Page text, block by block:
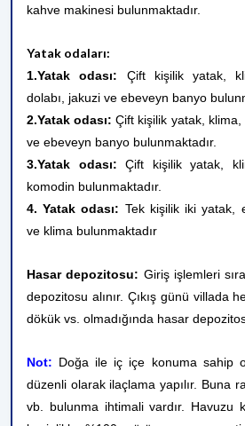
kahve makinesi bulunmaktadır.
Yatak odaları:
1.Yatak odası: Çift kişilik yatak ,
dolabı, jakuzi ve ebeveyn banyo
2.Yatak odası:Çift kişilik yatak, klima,
ve ebeveyn banyo bulunmaktadır.
3.Yatak odası: Çift kişilik yatak,
komodin bulunmaktadır.
4. Yatak odası: Tek kişilik iki yatak,
ve klima bulunmaktadır
Hasar depozitosu: Giriş işlemleri
depozitosu alınır. Çıkış günü villada
dökük vs. olmadığında hasar
Not: Doğa ile iç içe konuma sahip
düzenli olarak ilaçlama yapılır. Buna
vb. bulunma ihtimali vardır. Havuzu